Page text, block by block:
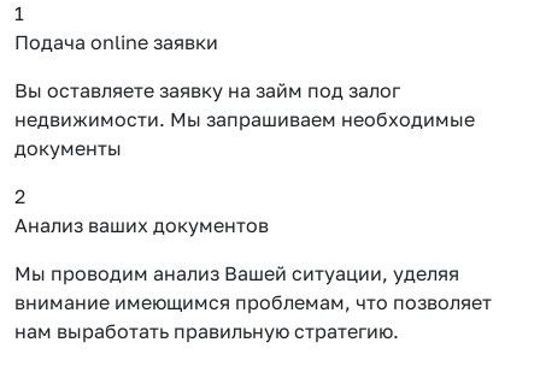
1
Подача online заявки
Вы оставляете заявку на займ под залог
недвижимости. Мы запрашиваем необходимые
документы
2
Анализ ваших документов
Мы проводим анализ Вашей ситуации, уделяя
внимание имеющимся проблемам, что позволяет
нам выработать правильную стратегию.